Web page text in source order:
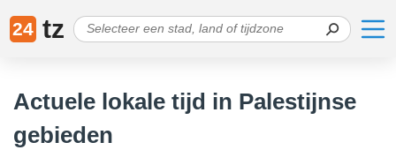
24 tz
Actuele lokale tijd in Palestijnse
gebieden